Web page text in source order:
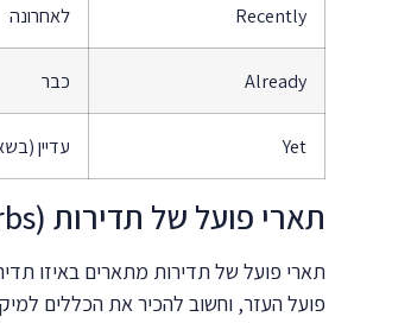
Recently לאחרונה
Already כבר
Yet עדיין
תארי פועל של תדירות (Frequency Adverbs)
תארי פועל של תדירות מתארים באיזו
פועל העזר, וחשוב להכיר את הכללים